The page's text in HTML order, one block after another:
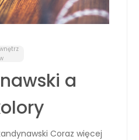
a
Coraz więcej